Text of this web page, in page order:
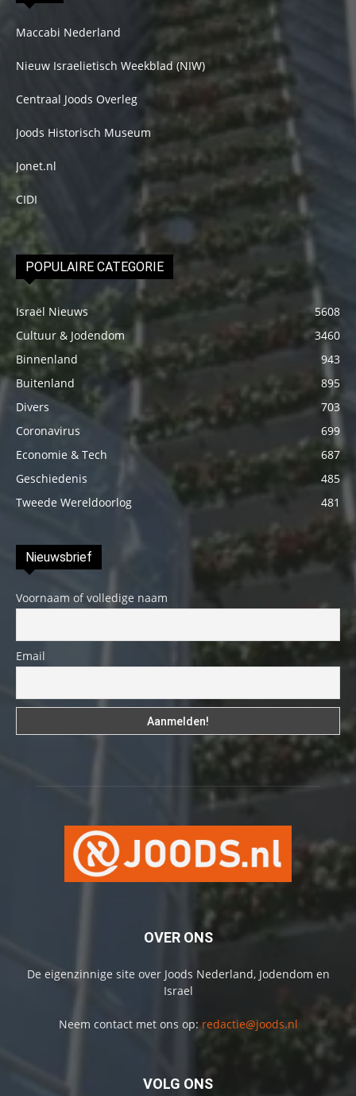
Maccabi Nederland
Nieuw Israelietisch Weekblad (NIW)
Centraal Joods Overleg
Joods Historisch Museum
Jonet.nl
CIDI
POPULAIRE CATEGORIE
Israël Nieuws
5608
Cultuur & Jodendom
3460
Binnenland
943
Buitenland
895
Divers
703
Coronavirus
699
Economie & Tech
687
Geschiedenis
485
Tweede Wereldoorlog
481
Nieuwsbrief
Voornaam of volledige naam
Email
OVER ONS
De eigenzinnige site over Joods Nederland, Jodendom en
Israel
Neem contact met ons op: redactie@joods.nl
VOLG ONS